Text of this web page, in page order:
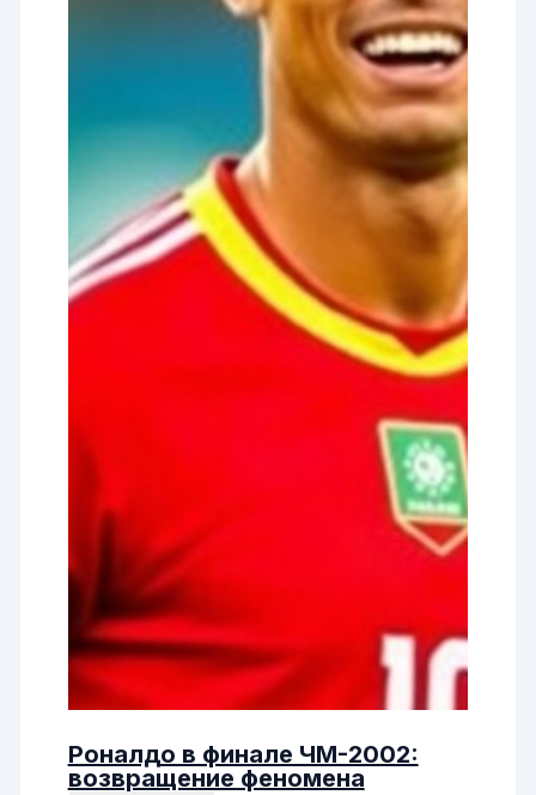
Роналдо в финале ЧМ-2002:
возвращение феномена